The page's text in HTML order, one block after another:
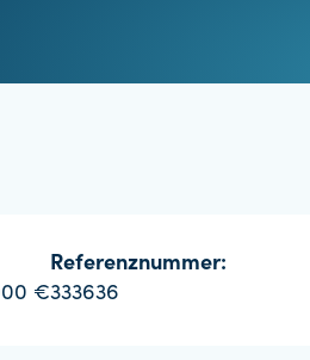
€
Referenznummer:
333636